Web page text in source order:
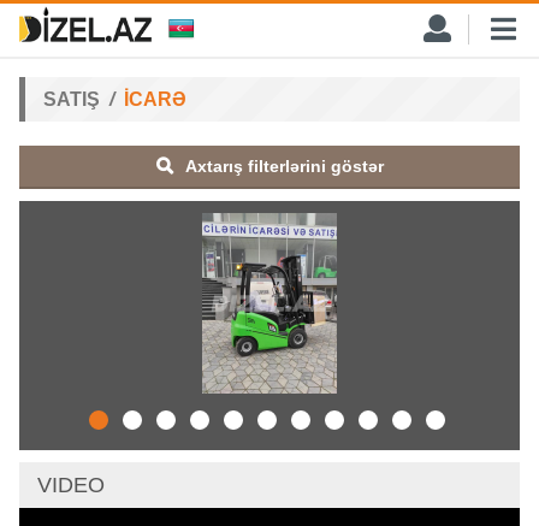
SATIŞ İCARƏ
Axtarış filterlərini göstər
VIDEO